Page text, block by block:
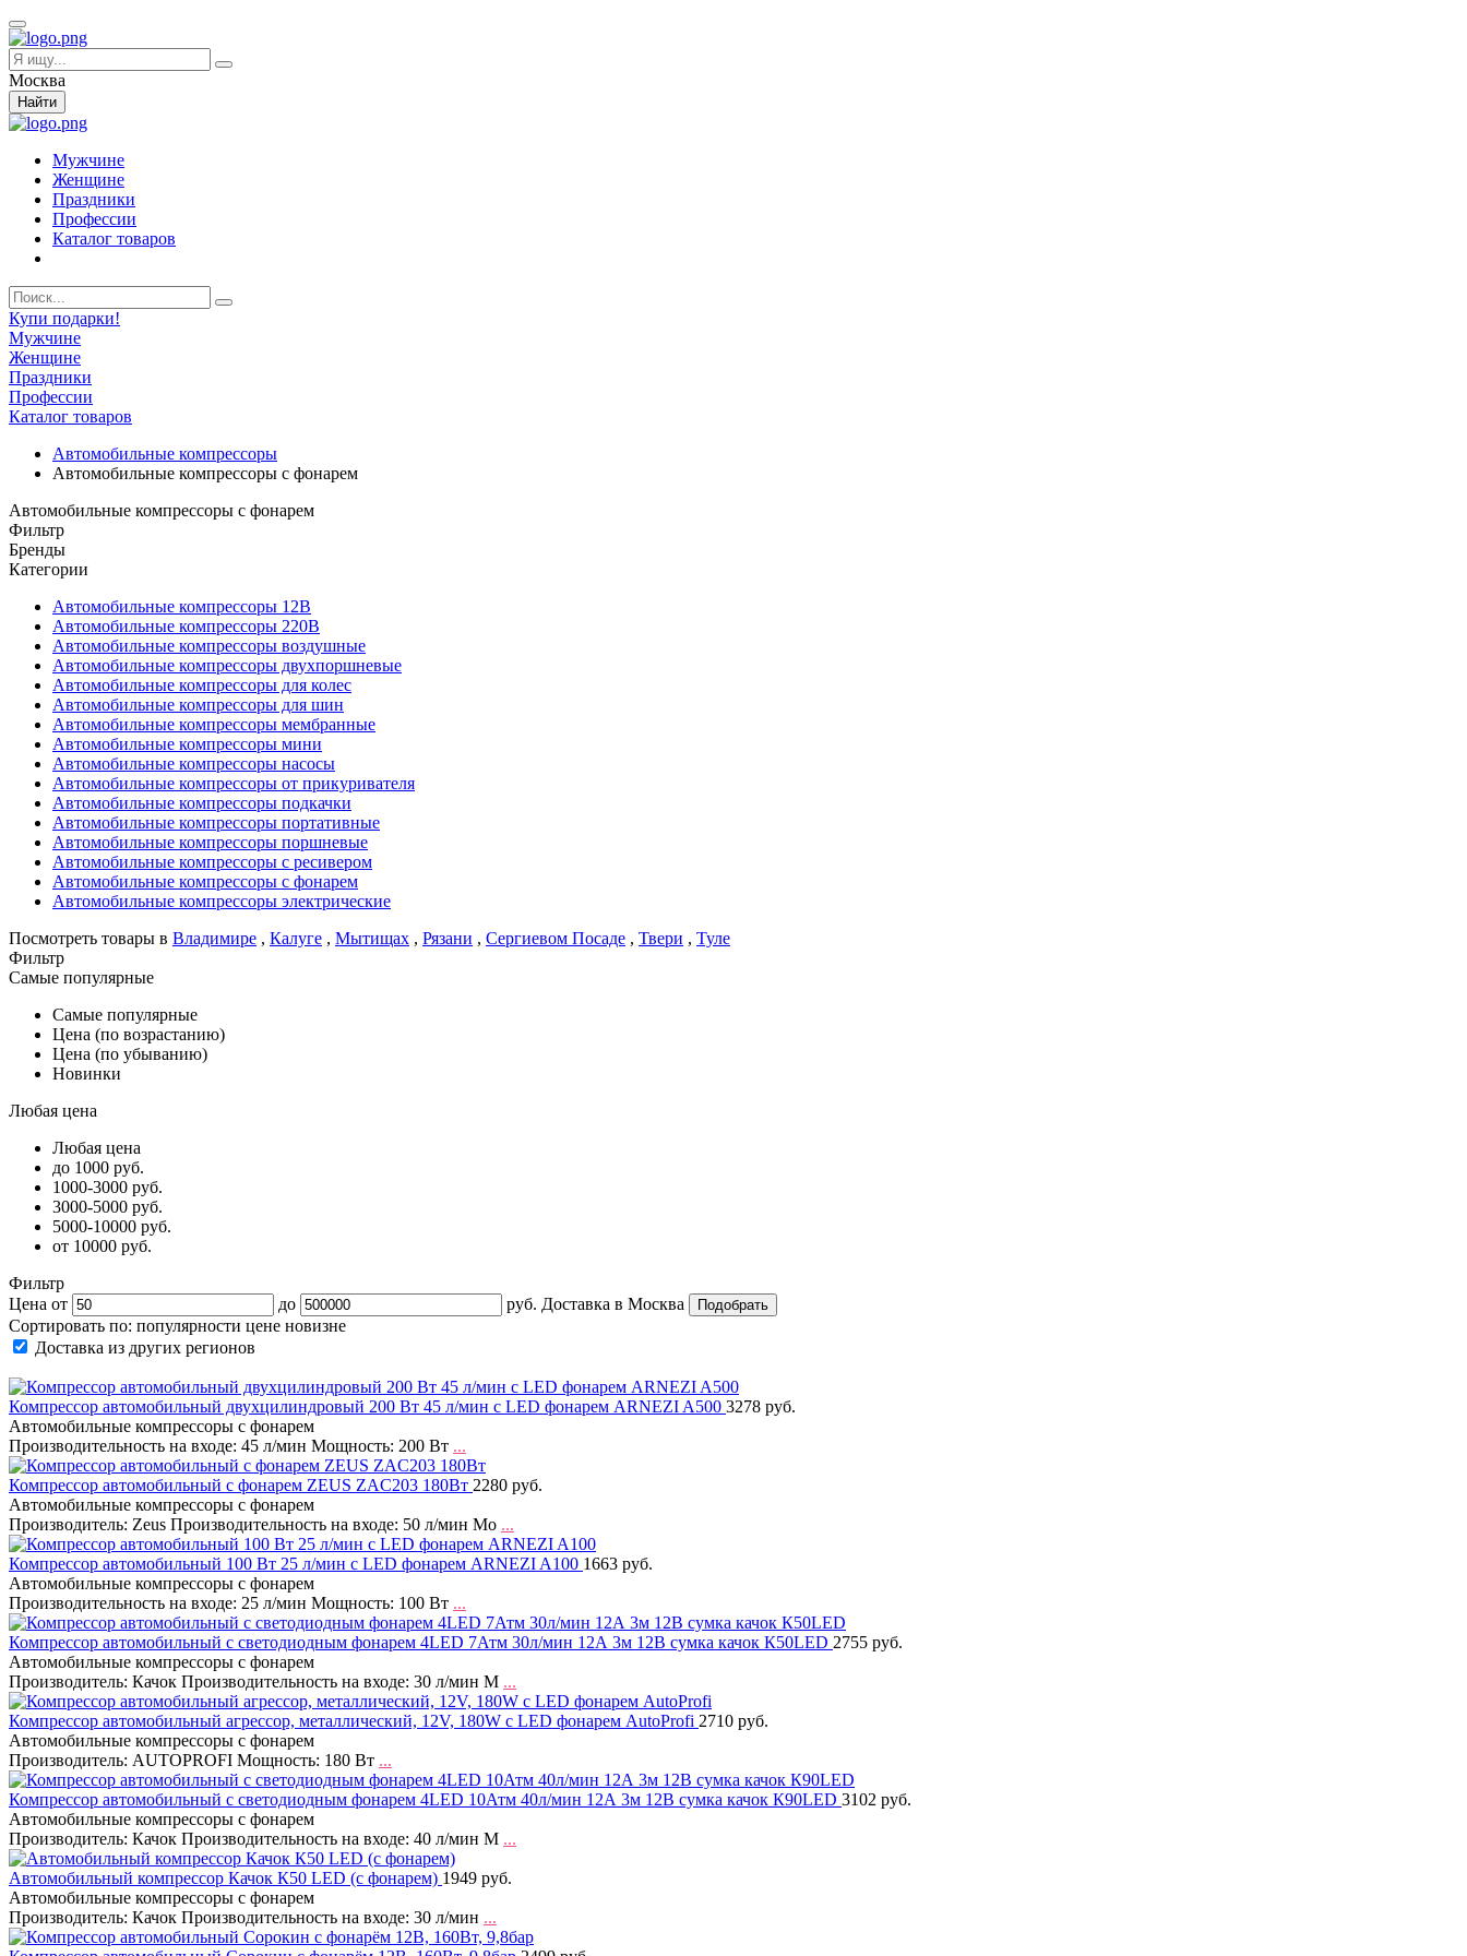
Москва
Найти
Мужчине
Женщине
Праздники
Профессии
Каталог товаров
Купи подарки!
Мужчине
Женщине
Праздники
Профессии
Каталог товаров
Автомобильные компрессоры
Автомобильные компрессоры с фонарем
Автомобильные компрессоры с фонарем
Фильтр
Бренды
Категории
Автомобильные компрессоры 12В
Автомобильные компрессоры 220В
Автомобильные компрессоры воздушные
Автомобильные компрессоры двухпоршневые
Автомобильные компрессоры для колес
Автомобильные компрессоры для шин
Автомобильные компрессоры мембранные
Автомобильные компрессоры мини
Автомобильные компрессоры насосы
Автомобильные компрессоры от прикуривателя
Автомобильные компрессоры подкачки
Автомобильные компрессоры портативные
Автомобильные компрессоры поршневые
Автомобильные компрессоры с ресивером
Автомобильные компрессоры с фонарем
Автомобильные компрессоры электрические
Посмотреть товары в Владимире , Калуге , Мытищах , Рязани , Сергиевом Посаде , Твери , Туле
Фильтр
Самые популярные
Самые популярные
Цена (по возрастанию)
Цена (по убыванию)
Новинки
Любая цена
Любая цена
до 1000 руб.
1000-3000 руб.
3000-5000 руб.
5000-10000 руб.
от 10000 руб.
Фильтр
Цена от
до руб. Доставка в Москва
Сортировать по: популярности цене новизне
Доставка из других регионов
Компрессор автомобильный двухцилиндровый 200 Вт 45 л/мин c LED фонарем ARNEZI A500 3278 руб.
Автомобильные компрессоры с фонарем
Производительность на входе: 45 л/мин Мощность: 200 Вт ...
Компрессор автомобильный c фонарем ZEUS ZAC203 180Вт 2280 руб.
Автомобильные компрессоры с фонарем
Производитель: Zeus Производительность на входе: 50 л/мин Мо ...
Компрессор автомобильный 100 Вт 25 л/мин c LED фонарем ARNEZI A100 1663 руб.
Автомобильные компрессоры с фонарем
Производительность на входе: 25 л/мин Мощность: 100 Вт ...
Компрессор автомобильный с светодиодным фонарем 4LED 7Атм 30л/мин 12А 3м 12В сумка качок К50LED 2755 руб.
Автомобильные компрессоры с фонарем
Производитель: Качок Производительность на входе: 30 л/мин М ...
Компрессор автомобильный агрессор, металлический, 12V, 180W с LED фонарем AutoProfi 2710 руб.
Автомобильные компрессоры с фонарем
Производитель: AUTOPROFI Мощность: 180 Вт ...
Компрессор автомобильный с светодиодным фонарем 4LED 10Атм 40л/мин 12А 3м 12В сумка качок К90LED 3102 руб.
Автомобильные компрессоры с фонарем
Производитель: Качок Производительность на входе: 40 л/мин М ...
Автомобильный компрессор Качок К50 LED (с фонарем) 1949 руб.
Автомобильные компрессоры с фонарем
Производитель: Качок Производительность на входе: 30 л/мин ...